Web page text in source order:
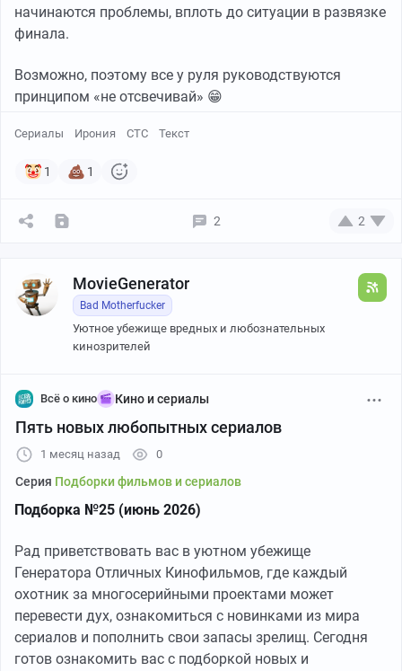
начинаются проблемы, вплоть до ситуации в развязке
финала.
Возможно, поэтому все у руля руководствуются
принципом «не отсвечивай» 😁
Сериалы Ирония СТС Текст
1 1
2 2
MovieGenerator
Bad Motherfucker
Уютное убежище вредных и любознательных
кинозрителей
Всё о кино Кино и сериалы
Пять новых любопытных сериалов
1 месяц назад 0
Серия Подборки фильмов и сериалов
Подборка №25 (июнь 2026)
Рад приветствовать вас в уютном убежище
Генератора Отличных Кинофильмов, где каждый
охотник за многосерийными проектами может
перевести дух, ознакомиться с новинками из мира
сериалов и пополнить свои запасы зрелищ. Сегодня
готов ознакомить вас с подборкой новых и